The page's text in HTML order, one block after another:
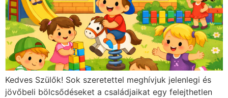
Kedves Szülők! Sok szeretettel meghívjuk jelenlegi és
jövőbeli bölcsődéseket a családjaikat egy felejthetlen